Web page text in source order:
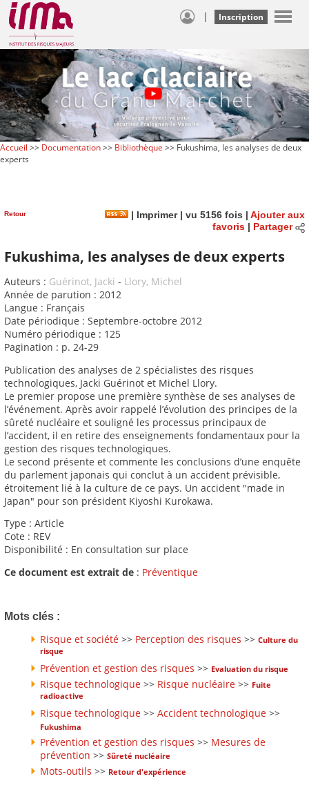
| Inscription
Accueil >> Documentation>> Bibliothèque >> Fukushima, les analyses de deux
experts
Retour | Imprimer| vu 5156 fois | Ajouter aux
favoris| Partager
Fukushima, les analyses de deux experts
Auteurs : Guérinot, Jacki - Llory, Michel
Année de parution : 2012
Langue : Français
Date périodique : Septembre-octobre 2012
Numéro périodique : 125
Pagination : p. 24-29
Publication des analyses de 2 spécialistes des risques
technologiques, Jacki Guérinot et Michel Llory.
Le premier propose une première synthèse de ses analyses de
l’événement. Après avoir rappelé l’évolution des principes de la
sûreté nucléaire et souligné les processus principaux de
l’accident, il en retire des enseignements fondamentaux pour la
gestion des risques technologiques.
Le second présente et commente les conclusions d’une enquête
du parlement japonais qui conclut à un accident prévisible,
étroitement lié à la culture de ce pays. Un accident "made in
Japan" pour son président Kiyoshi Kurokawa.
Type : Article
Cote : REV
Disponibilité : En consultation sur place
Ce document est extrait de : Préventique
Mots clés :
Risque et société >> Perception des risques >> Culture du
risque
Prévention et gestion des risques >> Evaluation du risque
Risque technologique >> Risque nucléaire >> Fuite
radioactive
Risque technologique >> Accident technologique >>
Fukushima
Prévention et gestion des risques >> Mesures de
prévention >> Sûreté nucléaire
Mots-outils >> Retour d'expérience